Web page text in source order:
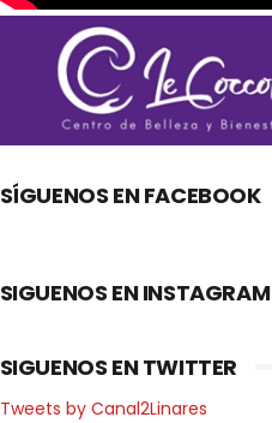
SÍGUENOS EN FACEBOOK
SIGUENOS EN INSTAGRAM
SIGUENOS EN TWITTER
Tweets by Canal2Linares